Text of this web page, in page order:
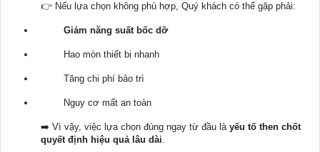
👉 Nếu lựa chọn không phù hợp, Quý khách có thể gặp phải:
Giảm năng suất bốc dỡ
Hao mòn thiết bị nhanh
Tăng chi phí bảo trì
Nguy cơ mất an toàn
➡️ Vì vậy, việc lựa chọn đúng ngay từ đầu là yếu tố then chốt
quyết định hiệu quả lâu dài.